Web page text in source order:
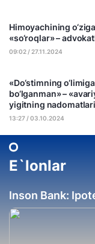
Himoyachining
«so‘roqlar» –
09:02 / 27.11.2024
«Do‘stimning
bo‘lganman» –
yigitning
13:27 / 03.10.2024
E`lonlar
Inson Bank: